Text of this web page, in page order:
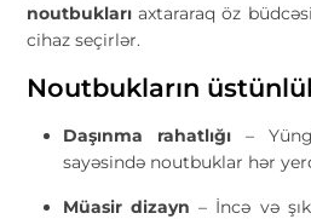
noutbukları axtararaq öz
cihaz seçirlər.
Noutbukların
Daşınma rahatlığı –
sayəsində noutbuklar hər
Müasir dizayn – İncə və